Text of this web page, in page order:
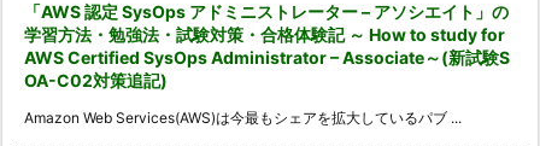
「AWS 認定 SysOps アドミニストレーター – アソシエイト」の
学習方法・勉強法・試験対策・合格体験記 ～ How to study for
AWS Certified SysOps Administrator – Associate～(新試験S
OA-C02対策追記)
Amazon Web Services(AWS)は今最もシェアを拡大しているパブ ...